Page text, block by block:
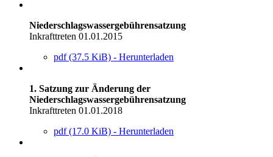
Niederschlagswassergebührensatzung
Inkrafttreten 01.01.2015
pdf (37.5 KiB) - Herunterladen
1. Satzung zur Änderung der
Niederschlagswassergebührensatzung
Inkrafttreten 01.01.2018
pdf (17.0 KiB) - Herunterladen